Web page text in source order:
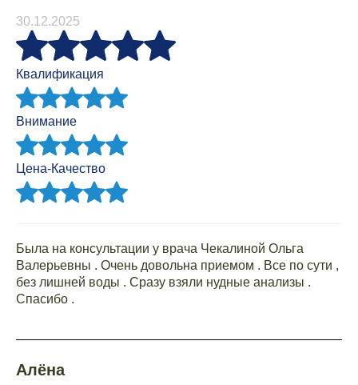
30.12.2025
Квалификация
Внимание
Цена-Качество
Была на консультации у врача Чекалиной Ольга
Валерьевны . Очень довольна приемом . Все по сути ,
без лишней воды . Сразу взяли нудные анализы .
Спасибо .
Алёна